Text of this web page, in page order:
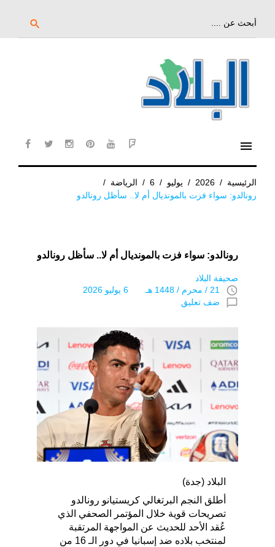
search
menu
الرئيسية /
2026
/ يوليو /
6
/ الرياضة /
رونالدو: سواء فزت بالمونديال أم لا.. سأظل رونالدو
رونالدو: سواء فزت بالمونديال أم لا.. سأظل رونالدو
صحيفة البلاد
access_time 21 / محرم / 1448 هـ 6 يوليو 2026
chat_bubble_outline ضف تعليق
البلاد (جدة)
أطلق النجم البرتغالي كريستيانو رونالدو
تصريحات قوية خلال المؤتمر الصحفي الذي
عُقد الأحد للحديث عن المواجهة المرتقبة
لمنتخب بلاده ضد إسبانيا في دور الـ 16 من